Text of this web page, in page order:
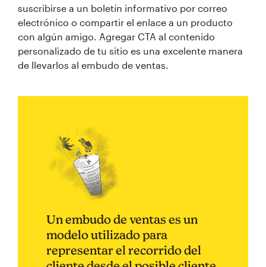
suscribirse a un boletín informativo por correo
electrónico o compartir el enlace a un producto
con algún amigo. Agregar CTA al contenido
personalizado de tu sitio es una excelente manera
de llevarlos al embudo de ventas.
Un embudo de ventas es un
modelo utilizado para
representar el recorrido del